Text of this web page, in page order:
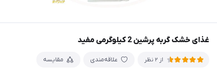
غذای خشک گربه پرشین 2 کیلوگرمی مفید
از 2 نظر علاقه‌مندی مقایسه